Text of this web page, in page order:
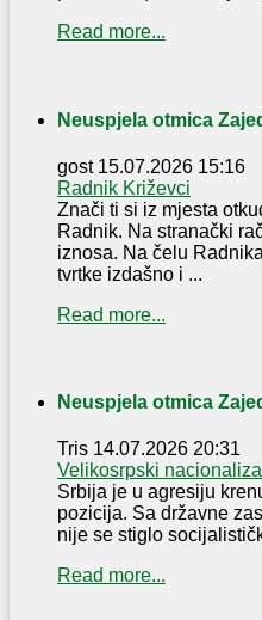
Read more...
Neuspjela otmica
gost 15.07.2026 15:16
Radnik Križevci
Znači ti si iz mjesta
Radnik. Na stranački
iznosa. Na čelu
tvrtke izdašno i ...
Read more...
Neuspjela otmica
Tris 14.07.2026 20:31
Velikosrpski
Srbija je u agresiju
pozicija. Sa državne
nije se stiglo
Read more...